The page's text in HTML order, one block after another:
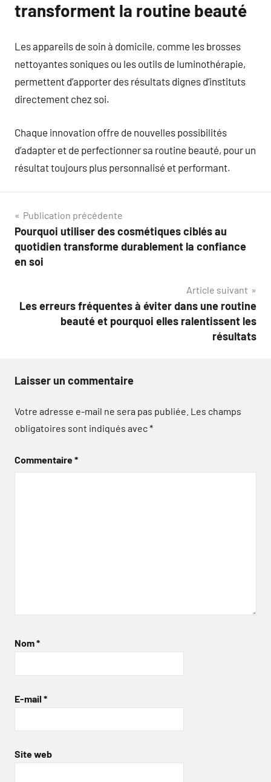
transforment la routine beauté
Les appareils de soin à domicile, comme les brosses
nettoyantes soniques ou les outils de luminothérapie,
permettent d’apporter des résultats dignes d’instituts
directement chez soi.
Chaque innovation offre de nouvelles possibilités
d’adapter et de perfectionner sa routine beauté, pour un
résultat toujours plus personnalisé et performant.
Navigation
de
l’article
Publication précédente
Pourquoi utiliser des cosmétiques ciblés au
quotidien transforme durablement la confiance
en soi
Article suivant
Les erreurs fréquentes à éviter dans une routine
beauté et pourquoi elles ralentissent les
résultats
Laisser un commentaire
Votre adresse e-mail ne sera pas publiée. Les champs
obligatoires sont indiqués avec*
Commentaire*
Nom*
E-mail *
Site web